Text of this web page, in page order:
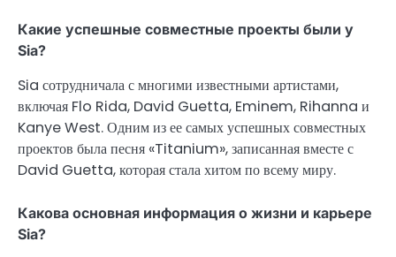
Какие успешные совместные проекты были у
Sia?
Sia сотрудничала с многими известными артистами,
включая Flo Rida, David Guetta, Eminem, Rihanna и
Kanye West. Одним из ее самых успешных совместных
проектов была песня «Titanium», записанная вместе с
David Guetta, которая стала хитом по всему миру.
Какова основная информация о жизни и карьере
Sia?